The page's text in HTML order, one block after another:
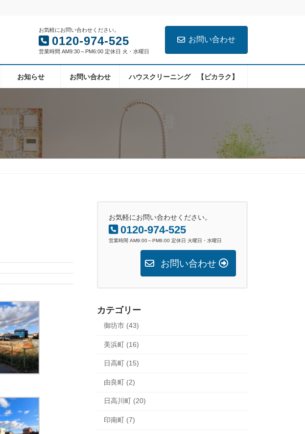
お気軽にお問い合わせください。
0120-974-525
営業時間 AM9:30～PM6:00 定休日 火・水曜日
お問い合わせ
お知らせ お問い合わせ ハウスクリーニング 【ピカラク】
お気軽にお問い合わせください。
0120-974-525
営業時間 AM9:00～PM6:00 定休日 火曜日・水曜日
お問い合わせ
カテゴリー
御坊市 (43)
美浜町 (16)
日高町 (15)
由良町 (2)
日高川町 (20)
印南町 (7)